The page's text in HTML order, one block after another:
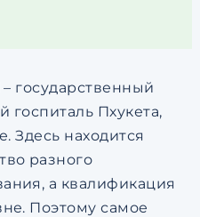
– государственный
Пхукета,
Здесь находится
разного
а квалификация
Поэтому самое